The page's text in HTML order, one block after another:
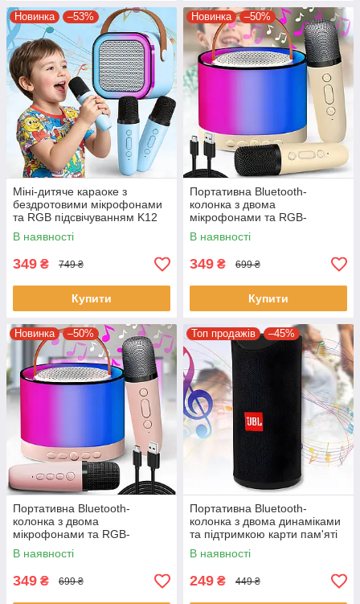
Новинка –53%
Міні-дитяче караоке з
бездротовими мікрофонами
та RGB підсвічуванням K12
В наявності
349 ₴ 749 ₴
Купити
Новинка –50%
Портативна Bluetooth-
колонка з двома
мікрофонами та RGB-
підсвічуванням K52 Біжова
В наявності
349 ₴ 699 ₴
Купити
Новинка –50%
Портативна Bluetooth-
колонка з двома
мікрофонами та RGB-
підсвічуванням K52 Рожева
В наявності
349 ₴ 699 ₴
Топ продажів –45%
Портативна Bluetooth-
колонка з двома динаміками
та підтримкою карти пам'яті
TG113
В наявності
249 ₴ 449 ₴